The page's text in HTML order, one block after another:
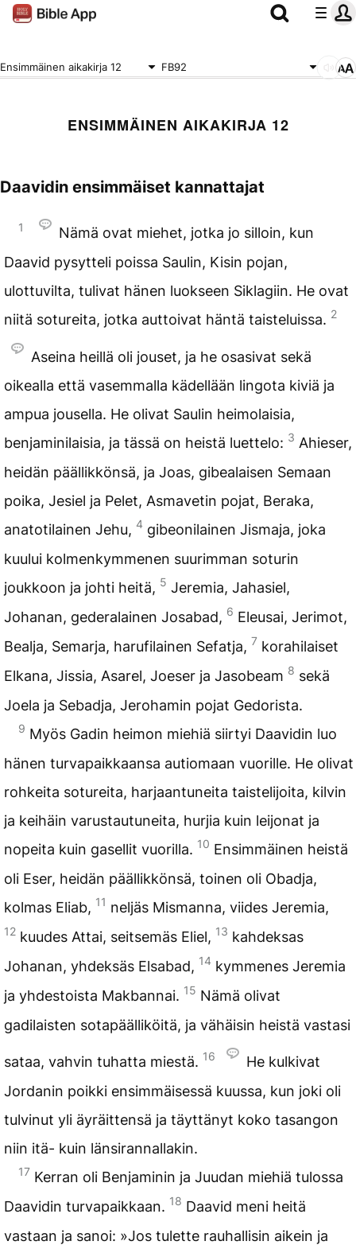
Ensimmäinen aikakirja 12 FB92
ENSIMMÄINEN AIKAKIRJA 12
Daavidin ensimmäiset kannattajat
1
Nämä ovat miehet, jotka jo silloin, kun
Daavid pysytteli poissa Saulin, Kisin pojan,
ulottuvilta, tulivat hänen luokseen Siklagiin. He ovat
niitä sotureita, jotka auttoivat häntä taisteluissa. 2
Aseina heillä oli jouset, ja he osasivat sekä
oikealla että vasemmalla kädellään lingota kiviä ja
ampua jousella. He olivat Saulin heimolaisia,
benjaminilaisia, ja tässä on heistä luettelo: 3 Ahieser,
heidän päällikkönsä, ja Joas, gibealaisen Semaan
poika, Jesiel ja Pelet, Asmavetin pojat, Beraka,
anatotilainen Jehu, 4 gibeonilainen Jismaja, joka
kuului kolmenkymmenen suurimman soturin
joukkoon ja johti heitä, 5 Jeremia, Jahasiel,
Johanan, gederalainen Josabad, 6 Eleusai, Jerimot,
Bealja, Semarja, harufilainen Sefatja, 7 korahilaiset
Elkana, Jissia, Asarel, Joeser ja Jasobeam 8 sekä
Joela ja Sebadja, Jerohamin pojat Gedorista.
9 Myös Gadin heimon miehiä siirtyi Daavidin luo
hänen turvapaikkaansa autiomaan vuorille. He olivat
rohkeita sotureita, harjaantuneita taistelijoita, kilvin
ja keihäin varustautuneita, hurjia kuin leijonat ja
nopeita kuin gasellit vuorilla. 10 Ensimmäinen heistä
oli Eser, heidän päällikkönsä, toinen oli Obadja,
kolmas Eliab, 11 neljäs Mismanna, viides Jeremia,
12 kuudes Attai, seitsemäs Eliel, 13 kahdeksas
Johanan, yhdeksäs Elsabad, 14 kymmenes Jeremia
ja yhdestoista Makbannai. 15 Nämä olivat
gadilaisten sotapäälliköitä, ja vähäisin heistä vastasi
sataa, vahvin tuhatta miestä. 16
He kulkivat
Jordanin poikki ensimmäisessä kuussa, kun joki oli
tulvinut yli äyräittensä ja täyttänyt koko tasangon
niin itä- kuin länsirannallakin.
17 Kerran oli Benjaminin ja Juudan miehiä tulossa
Daavidin turvapaikkaan. 18 Daavid meni heitä
vastaan ja sanoi: »Jos tulette rauhallisin aikein ja